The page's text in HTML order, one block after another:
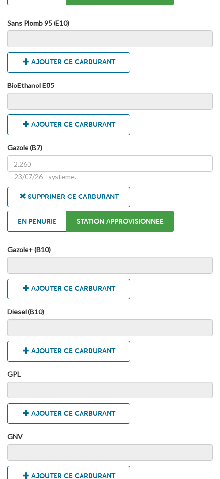
Sans Plomb 95 (E10)
AJOUTER CE CARBURANT
BioEthanol E85
AJOUTER CE CARBURANT
Gazole (B7)
23/07/26 - systeme.
SUPPRIMER CE CARBURANT
EN PENURIE STATION APPROVISIONNEE
Gazole+ (B10)
AJOUTER CE CARBURANT
Diesel (B10)
AJOUTER CE CARBURANT
GPL
AJOUTER CE CARBURANT
GNV
AJOUTER CE CARBURANT